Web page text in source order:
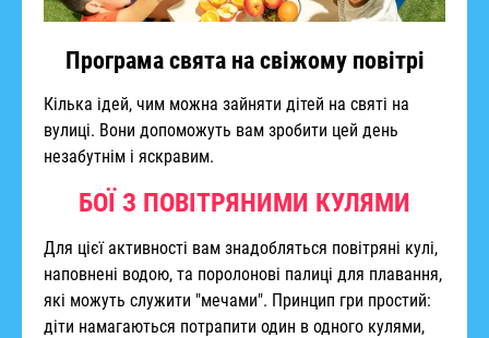
Програма свята на свіжому повітрі
Кілька ідей, чим можна зайняти дітей на святі на
вулиці. Вони допоможуть вам зробити цей день
незабутнім і яскравим.
БОЇ З ПОВІТРЯНИМИ КУЛЯМИ
Для цієї активності вам знадобляться повітряні кулі,
наповнені водою, та поролонові палиці для плавання,
які можуть служити "мечами". Принцип гри простий:
діти намагаються потрапити один в одного кулями,